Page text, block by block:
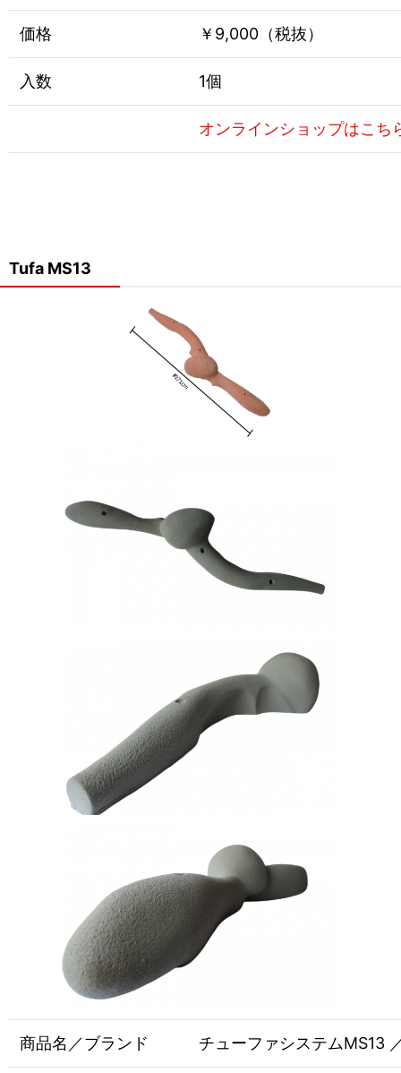
価格 ￥9,000（税抜）
入数 1個
オンラインショップはこち
Tufa MS13
商品名／ブランド チューファシステムMS13